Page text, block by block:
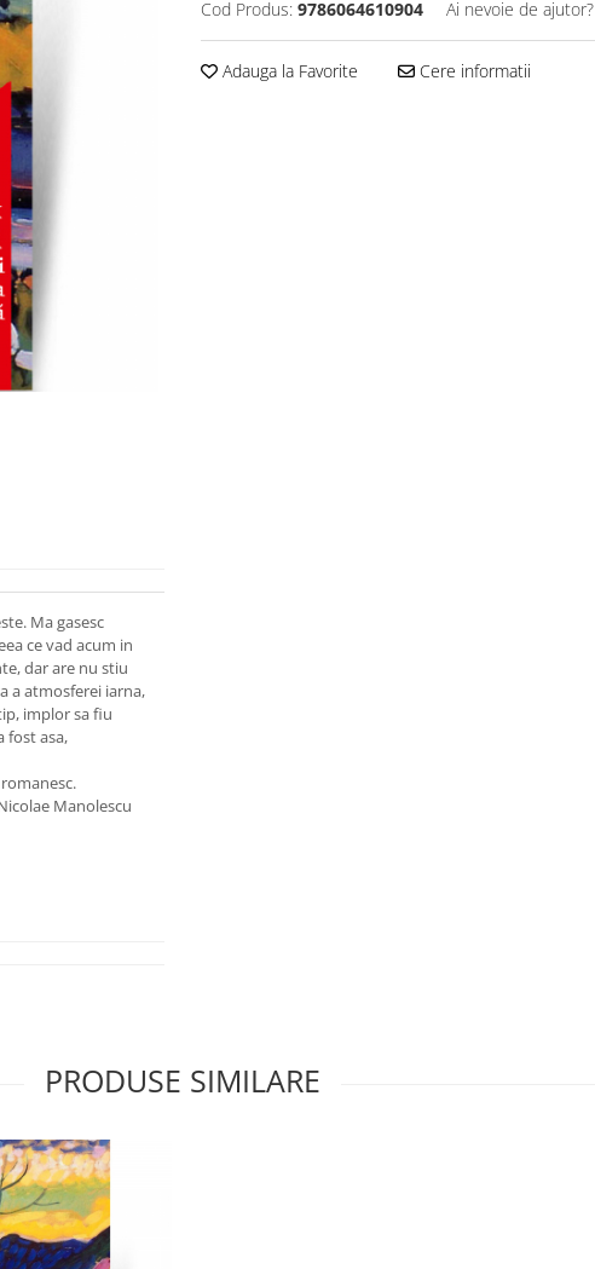
Cod Produs: 9786064610904 Ai nevoie de ajutor?
Adauga la Favorite Cere informatii
Ma gasesc
ce vad acum in
dar are nu stiu
a atmosferei iarna,
implor sa fiu
fost asa,
Manolescu
PRODUSE SIMILARE